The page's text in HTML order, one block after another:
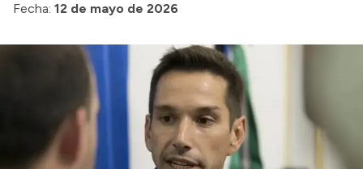
Fecha: 12 de mayo de 2026